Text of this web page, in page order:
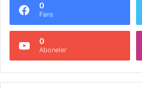
0
Fans
0
Aboneler